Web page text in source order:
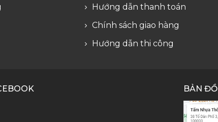
Hướng dẫn thanh toán
Chính sách giao hàng
Hướng dẫn thi công
BẢN ĐỒ